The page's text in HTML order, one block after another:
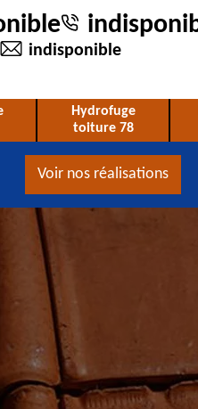
indisponible
Hydrofuge
toiture 78
Voir nos réalisations